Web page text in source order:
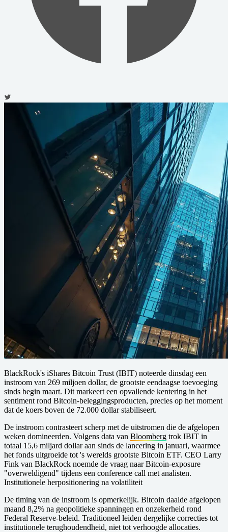
BlackRock's iShares Bitcoin Trust (IBIT) noteerde dinsdag een
instroom van 269 miljoen dollar, de grootste eendaagse toevoeging
sinds begin maart. Dit markeert een opvallende kentering in het
sentiment rond Bitcoin-beleggingsproducten, precies op het moment
dat de koers boven de 72.000 dollar stabiliseert.
De instroom contrasteert scherp met de uitstromen die de afgelopen
weken domineerden. Volgens data van Bloomberg trok IBIT in
totaal 15,6 miljard dollar aan sinds de lancering in januari, waarmee
het fonds uitgroeide tot 's werelds grootste Bitcoin ETF. CEO Larry
Fink van BlackRock noemde de vraag naar Bitcoin-exposure
"overweldigend" tijdens een conference call met analisten.
Institutionele herpositionering na volatiliteit
De timing van de instroom is opmerkelijk. Bitcoin daalde afgelopen
maand 8,2% na geopolitieke spanningen en onzekerheid rond
Federal Reserve-beleid. Traditioneel leiden dergelijke correcties tot
institutionele terughoudendheid, niet tot verhoogde allocaties.